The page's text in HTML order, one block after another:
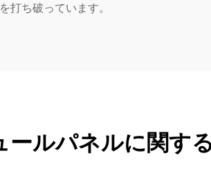
打ち破っています。
ルパネルに関す